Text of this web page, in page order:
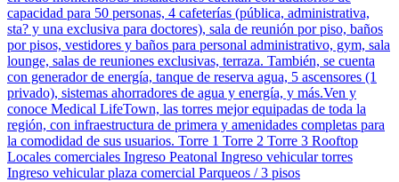
capacidad para 50 personas, 4 cafeterías (pública, administrativa­,
sta? y una exclusiva para doctores), sala de reunión por piso, baños
por pisos, vestidores y baños para personal administrativo, gym, sala
lounge, salas de reuniones exclusivas, terraza. También, se cuenta
con generador de energía, tanque de reserva agua, 5 ascensores (1
privado), sistemas ahorradores de agua y energía, y más.Ven y
conoce Medical LifeTown, las torres mejor equipadas de toda la
región, con infraestructura de primera y amenidades completas para
la comodidad de sus usuarios. Torre 1 Torre 2 Torre 3 Rooftop
Locales comerciales Ingreso Peatonal Ingreso vehicular torres
Ingreso vehicular plaza comercial Parqueos / 3 pisos